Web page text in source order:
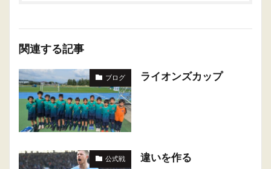
関連する記事
ブログ ライオンズカップ
公式戦 違いを作る